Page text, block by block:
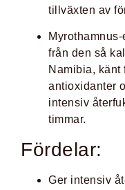
tillväxten av
från den så
Namibia, känt
antioxidanter
intensiv
timmar.
Fördelar:
Ger intensiv